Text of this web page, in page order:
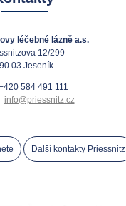
léčebné lázně a.s.
12/299
03 Jeseník
584 491 111
info@priessnitz.cz
Další kontakty Priessnitz